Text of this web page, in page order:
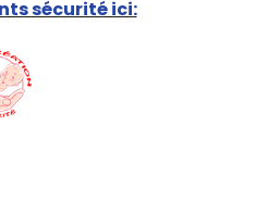
sécurité ici: